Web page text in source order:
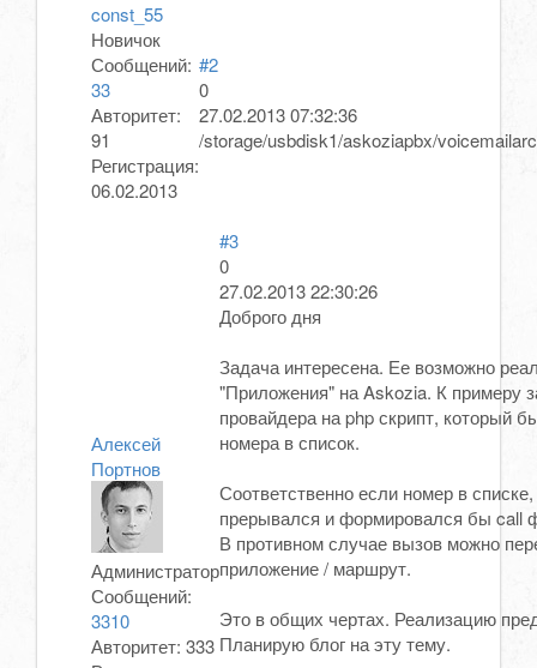
const_55
Новичок
Сообщений:
33
Авторитет:
91
Регистрация:
06.02.2013
#2
0
27.02.2013 07:32:36
/storage/usbdisk1/askoziapbx/
Алексей
Портнов
Администратор
Сообщений:
3310
Авторитет: 333
#3
0
27.02.2013 22:30:26
Доброго дня
Задача интересена. Ее возможно
"Приложения" на Askozia. К примеру
провайдера на php скрипт, который
номера в список.
Соответственно если номер в
прерывался и формировался бы call
В противном случае вызов можно
приложение / маршрут.
Это в общих чертах. Реализацию
Планирую блог на эту тему.